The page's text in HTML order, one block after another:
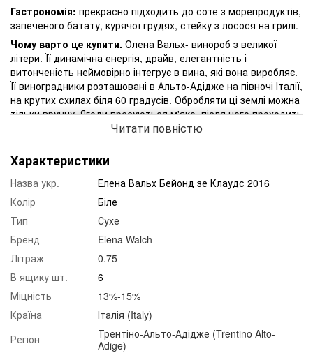
Гастрономія: прекрасно підходить до соте з морепродуктів,
запеченого батату, курячої грудях, стейку з лосося на грилі.
Чому варто це купити. Олена Вальх- винороб з великої
літери. Її динамічна енергія, драйв, елегантність і
витонченість неймовірно інтегрує в вина, які вона виробляє.
Її виноградники розташовані в Альто-Адідже на півночі Італії,
на крутих схилах біля 60 градусів. Обробляти ці землі можна
тільки вручну. Ягоди пресуються м'яко, після чого проходить
процес ферментації і малолактікі. Витримка в дубі близько
року- це вино з потенціалом 10 і більше років. Воно настільки
прекрасно, що не потребує тривалого планомірного аналізу і
обговорень. Воно породжено для того, щоб його пити!
Читати повністю
Характеристики
Назва укр.
Елена Вальх Бейонд зе Клаудс 2016
Колір
Біле
Тип
Сухе
Бренд
Elena Walch
Літраж
0.75
В ящику шт.
6
Міцність
13%-15%
Країна
Італія (Italy)
Регіон
Трентіно-Альто-Адідже (Trentino Alto-
Adige)